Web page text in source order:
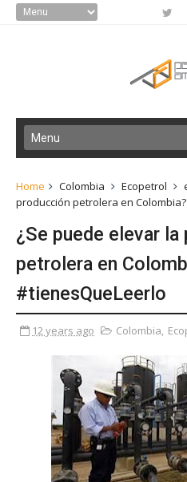
Home Colombia Ecopetrol
producción petrolera en
¿Se puede elevar la
petrolera en
#tienesQueLeerlo
12 years ago Colombia,